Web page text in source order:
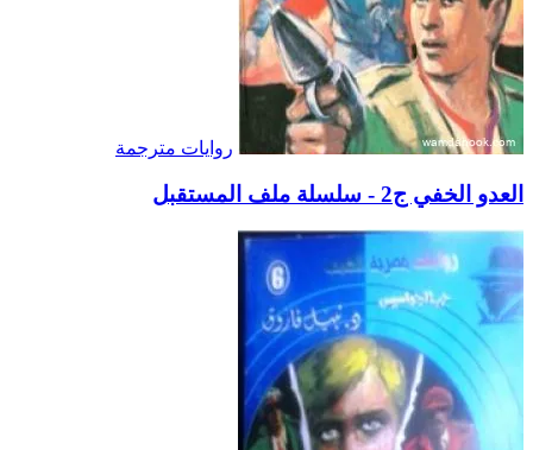
روايات مترجمة
العدو الخفي ج2 - سلسلة ملف المستقبل